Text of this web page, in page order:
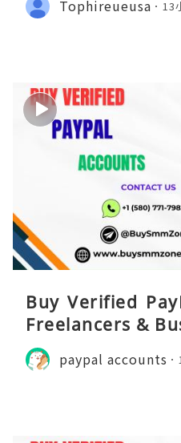
Tophireueusa 13
Buy Verified
Freelancers &
paypal accounts